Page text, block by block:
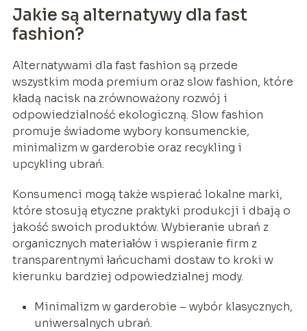
Jakie są alternatywy dla fast
fashion?
Alternatywami dla fast fashion są przede
wszystkim moda premium oraz slow fashion, które
kładą nacisk na zrównoważony rozwój i
odpowiedzialność ekologiczną. Slow fashion
promuje świadome wybory konsumenckie,
minimalizm w garderobie oraz recykling i
upcykling ubrań.
Konsumenci mogą także wspierać lokalne marki,
które stosują etyczne praktyki produkcji i dbają o
jakość swoich produktów. Wybieranie ubrań z
organicznych materiałów i wspieranie firm z
transparentnymi łańcuchami dostaw to kroki w
kierunku bardziej odpowiedzialnej mody.
Minimalizm w garderobie – wybór klasycznych,
uniwersalnych ubrań.